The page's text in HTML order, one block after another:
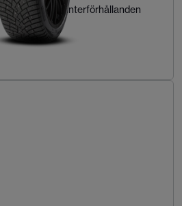
i extrema vinterförhållanden